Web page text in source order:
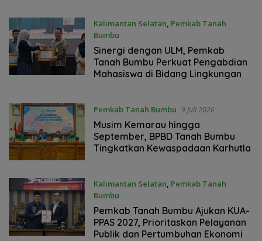
Kalimantan Selatan, Pemkab Tanah
Bumbu
11 Juli 2026
Sinergi dengan ULM, Pemkab
Tanah Bumbu Perkuat Pengabdian
Mahasiswa di Bidang Lingkungan
Pemkab Tanah Bumbu 9 Juli 2026
Musim Kemarau hingga
September, BPBD Tanah Bumbu
Tingkatkan Kewaspadaan Karhutla
Kalimantan Selatan, Pemkab Tanah
Bumbu
1 Juli 2026
Pemkab Tanah Bumbu Ajukan KUA-
PPAS 2027, Prioritaskan Pelayanan
Publik dan Pertumbuhan Ekonomi